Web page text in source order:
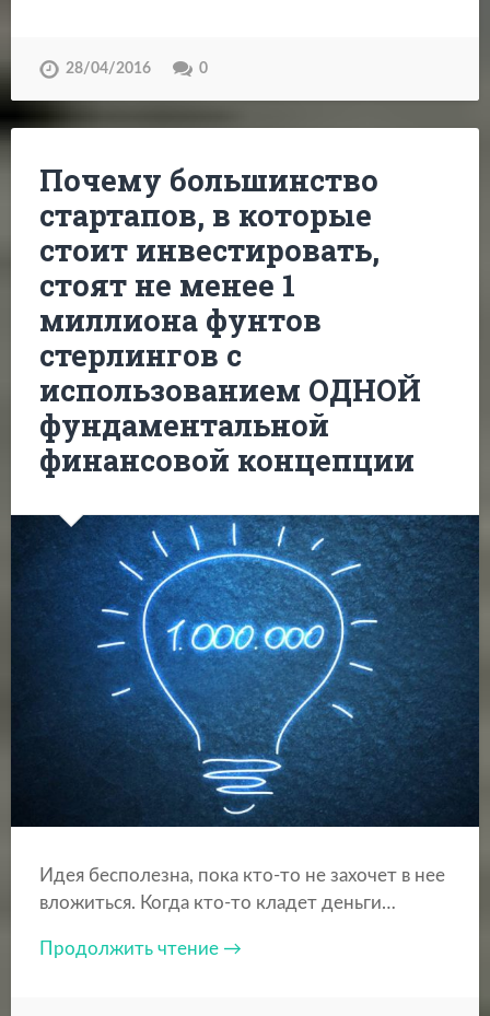
28/04/2016 0
Почему большинство
стартапов, в которые
стоит инвестировать,
стоят не менее 1
миллиона фунтов
стерлингов с
использованием ОДНОЙ
фундаментальной
финансовой концепции
Идея бесполезна, пока кто-то не захочет в нее
вложиться. Когда кто-то кладет деньги…
Продолжить чтение →